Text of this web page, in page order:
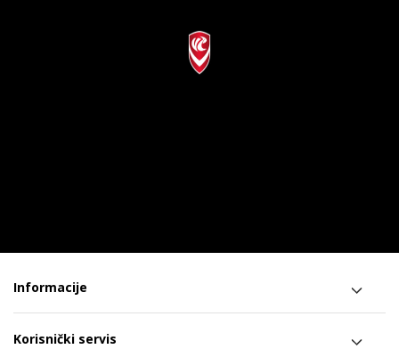
Informacije
Korisnički servis